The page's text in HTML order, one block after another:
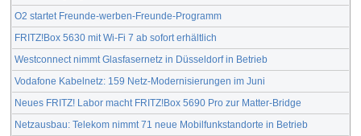
O2 startet Freunde-werben-Freunde-Programm
FRITZ!Box 5630 mit Wi-Fi 7 ab sofort erhältlich
Westconnect nimmt Glasfasernetz in Düsseldorf in Betrieb
Vodafone Kabelnetz: 159 Netz-Modernisierungen im Juni
Neues FRITZ! Labor macht FRITZ!Box 5690 Pro zur Matter-Bridge
Netzausbau: Telekom nimmt 71 neue Mobilfunkstandorte in Betrieb